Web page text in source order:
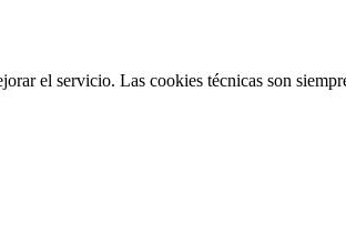
el servicio. Las cookies técnicas son